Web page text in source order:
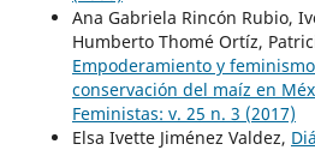
Ana Gabriela Rincón Rubio,
Humberto Thomé Ortíz,
Empoderamiento y
conservación del maíz en
Feministas: v. 25 n. 3 (2017)
Elsa Ivette Jiménez Valdez,